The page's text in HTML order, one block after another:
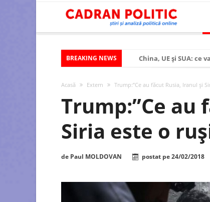
BREAKING NEWS
China, UE și SUA: ce
Modelul economic
Modelul economic al
Occidentul obosit și
Viitorul României în
Controlul minții
Acasă Extern Trump:”Ce au făcut Rusia, Iranul și
Trump:”Ce au
Siria este o
de Paul MOLDOVAN postat pe24/02/2018